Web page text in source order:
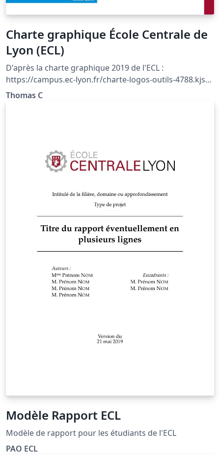
Charte graphique École Centrale de
Lyon (ECL)
D'après la charte graphique 2019 de l'ECL :
https://campus.ec-lyon.fr/charte-logos-outils-4788.kjsp?
RF=1460981314923
Thomas C
Modèle Rapport ECL
Modèle de rapport pour les étudiants de l'ECL
PAO ECL